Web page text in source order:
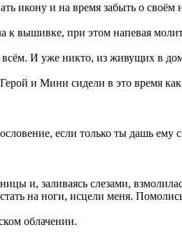
икону и на время забыть о своём
к вышивке, при этом напевая
И уже никто, из живущих в
и Мини сидели в это время как
если только ты дашь ему
и, заливаясь слезами,
на ноги, исцели меня.
облачении.